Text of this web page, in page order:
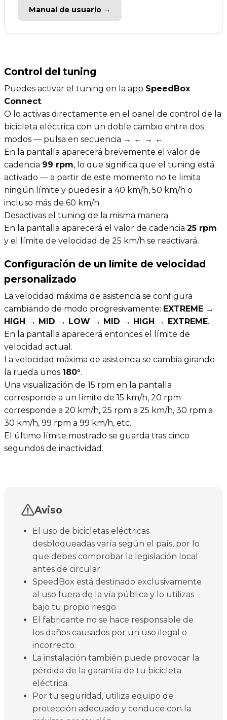
Manual de usuario →
Control del tuning
Puedes activar el tuning en la app SpeedBox
Connect.
O lo activas directamente en el panel de control de la
bicicleta eléctrica con un doble cambio entre dos
modos — pulsa en secuencia → ← → ← .
En la pantalla aparecerá brevemente el valor de
cadencia 99 rpm, lo que significa que el tuning está
activado — a partir de este momento no te limita
ningún límite y puedes ir a 40 km/h, 50 km/h o
incluso más de 60 km/h.
Desactivas el tuning de la misma manera.
En la pantalla aparecerá el valor de cadencia 25 rpm
y el límite de velocidad de 25 km/h se reactivará.
Configuración de un límite de velocidad
personalizado
La velocidad máxima de asistencia se configura
cambiando de modo progresivamente: EXTREME →
HIGH → MID → LOW → MID → HIGH → EXTREME.
En la pantalla aparecerá entonces el límite de
velocidad actual.
La velocidad máxima de asistencia se cambia girando
la rueda unos 180°.
Una visualización de 15 rpm en la pantalla
corresponde a un límite de 15 km/h, 20 rpm
corresponde a 20 km/h, 25 rpm a 25 km/h, 30 rpm a
30 km/h, 99 rpm a 99 km/h, etc.
El último límite mostrado se guarda tras cinco
segundos de inactividad.
Aviso
El uso de bicicletas eléctricas
desbloqueadas varía según el país, por lo
que debes comprobar la legislación local
antes de circular.
SpeedBox está destinado exclusivamente
al uso fuera de la vía pública y lo utilizas
bajo tu propio riesgo.
El fabricante no se hace responsable de
los daños causados por un uso ilegal o
incorrecto.
La instalación también puede provocar la
pérdida de la garantía de tu bicicleta
eléctrica.
Por tu seguridad, utiliza equipo de
protección adecuado y conduce con la